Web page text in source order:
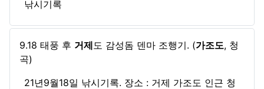
낚시기록
9.18 태풍 후 거제도 감성돔 덴마 조행기. (가조도, 청
곡)
21년9월18일 낚시기록. 장소 : 거제 가조도 인근 청